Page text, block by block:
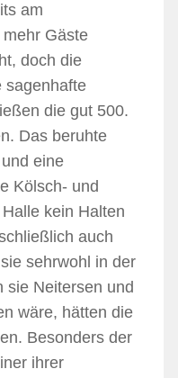
am
mehr Gäste
doch die
sagenhafte
die gut 500.
Das beruhte
eine
Kölsch- und
kein Halten
auch
sehrwohl in der
sie Neitersen und
wäre, hätten die
Besonders der
ihrer